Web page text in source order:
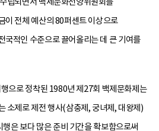
이 전체 예산의 80퍼센트 이상으로
국적인 수준으로 끌어올리는 데 큰 기여를
으로 정착된 1980년 제27회 백제문화제는
소제로 제전 행사(삼충제, 궁녀제, 대왕제)
은 보다 많은 준비 기간을 확보함으로써